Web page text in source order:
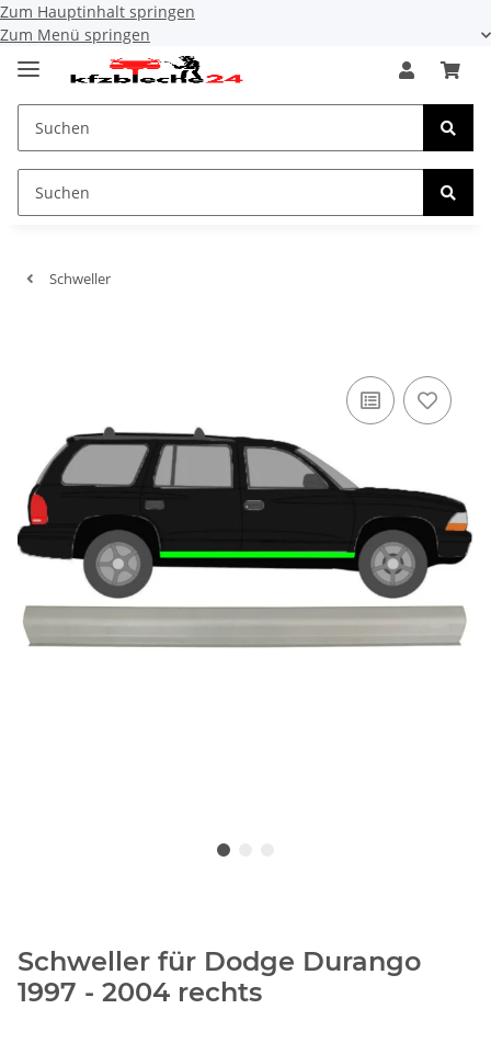
Zum Hauptinhalt springen
Zum Menü springen
Schweller
Schweller für Dodge Durango
1997 - 2004 rechts